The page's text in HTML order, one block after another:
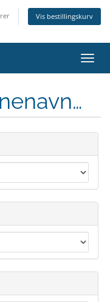
Vis bestillingskurv
Skift